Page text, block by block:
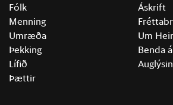
Fólk
Menning
Umræða
Þekking
Lífið
Þættir
Áskrift
Um
Benda